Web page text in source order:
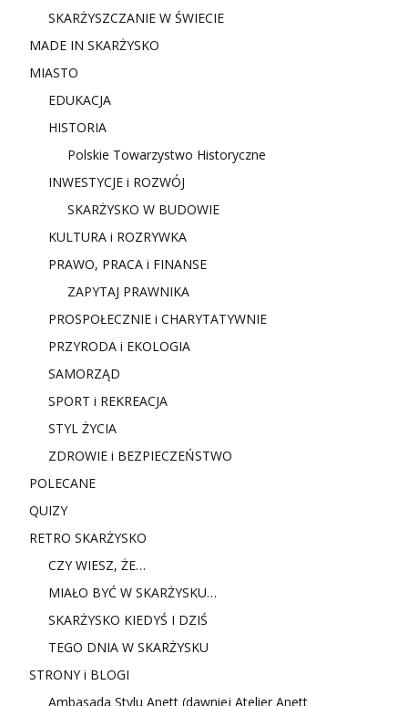
SKARŻYSZCZANIE W ŚWIECIE
MADE IN SKARŻYSKO
MIASTO
EDUKACJA
HISTORIA
Polskie Towarzystwo Historyczne
INWESTYCJE i ROZWÓJ
SKARŻYSKO W BUDOWIE
KULTURA i ROZRYWKA
PRAWO, PRACA i FINANSE
ZAPYTAJ PRAWNIKA
PROSPOŁECZNIE i CHARYTATYWNIE
PRZYRODA i EKOLOGIA
SAMORZĄD
SPORT i REKREACJA
STYL ŻYCIA
ZDROWIE i BEZPIECZEŃSTWO
POLECANE
QUIZY
RETRO SKARŻYSKO
CZY WIESZ, ŻE…
MIAŁO BYĆ W SKARŻYSKU…
SKARŻYSKO KIEDYŚ I DZIŚ
TEGO DNIA W SKARŻYSKU
STRONY i BLOGI
Ambasada Stylu Anett (dawniej Atelier Anett